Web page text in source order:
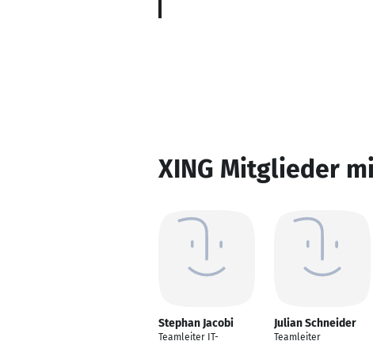
XING Mitglieder
Stephan Jacobi
Teamleiter IT-
Julian Schneider
Teamleiter